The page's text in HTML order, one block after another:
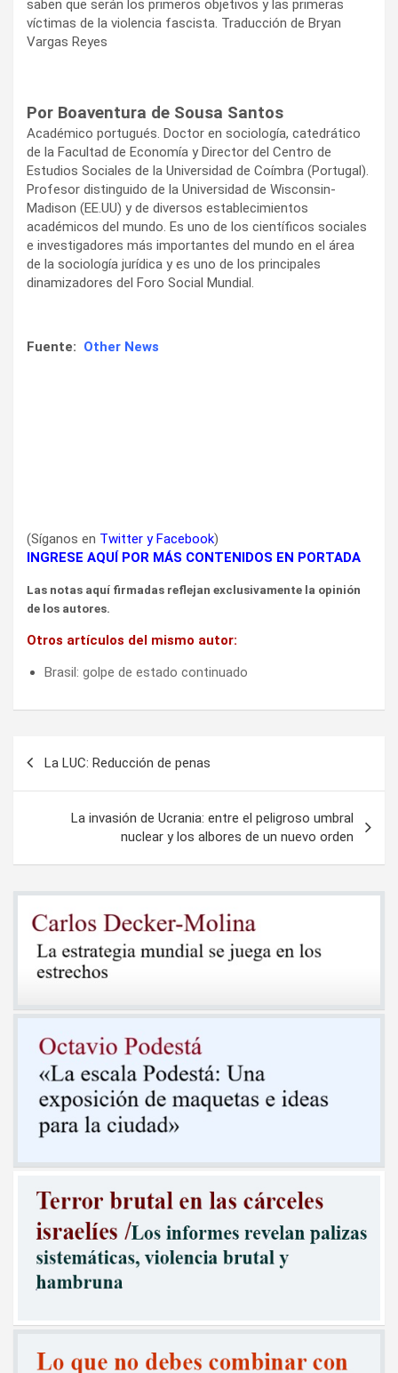
saben que serán los primeros objetivos y las primeras
víctimas de la violencia fascista. Traducción de Bryan
Vargas Reyes
Por Boaventura de Sousa Santos
Académico portugués. Doctor en sociología, catedrático
de la Facultad de Economía y Director del Centro de
Estudios Sociales de la Universidad de Coímbra (Portugal).
Profesor distinguido de la Universidad de Wisconsin-
Madison (EE.UU) y de diversos establecimientos
académicos del mundo. Es uno de los científicos sociales
e investigadores más importantes del mundo en el área
de la sociología jurídica y es uno de los principales
dinamizadores del Foro Social Mundial.
Fuente: Other News
(Síganos en Twitter yFacebook)
INGRESE AQUÍ POR MÁS CONTENIDOS EN PORTADA
Las notas aquí firmadas reflejan exclusivamente la opinión
de los autores.
Otros artículos del mismo autor:
Brasil: golpe de estado continuado
entradas
La LUC: Reducción de penas
La invasión de Ucrania: entre el peligroso umbral
nuclear y los albores de un nuevo orden